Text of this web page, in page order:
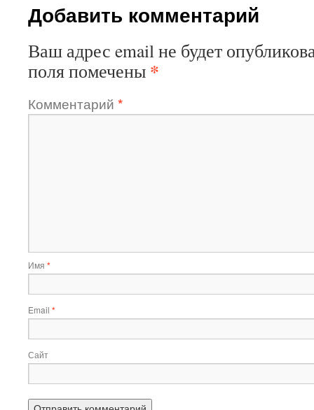
Добавить комментарий
Ваш адрес email не будет
поля помечены *
Комментарий *
Имя *
Email *
Сайт